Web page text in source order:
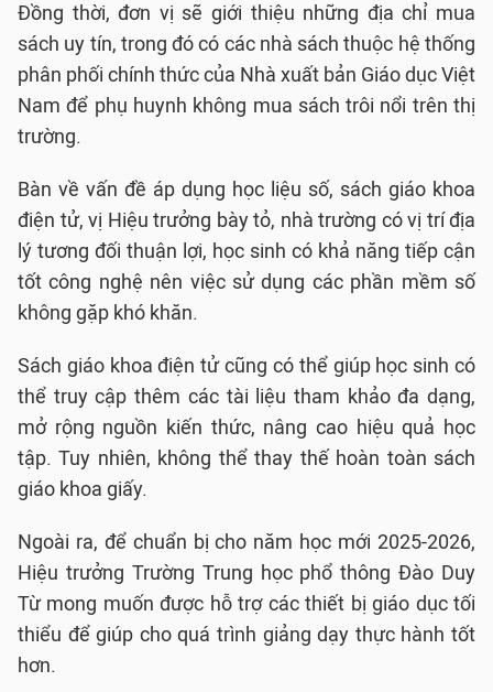
Đồng thời, đơn vị sẽ giới thiệu những địa chỉ mua
sách uy tín, trong đó có các nhà sách thuộc hệ thống
phân phối chính thức của Nhà xuất bản Giáo dục Việt
Nam để phụ huynh không mua sách trôi nổi trên thị
trường.
Bàn về vấn đề áp dụng học liệu số, sách giáo khoa
điện tử, vị Hiệu trưởng bày tỏ, nhà trường có vị trí địa
lý tương đối thuận lợi, học sinh có khả năng tiếp cận
tốt công nghệ nên việc sử dụng các phần mềm số
không gặp khó khăn.
Sách giáo khoa điện tử cũng có thể giúp học sinh có
thể truy cập thêm các tài liệu tham khảo đa dạng,
mở rộng nguồn kiến thức, nâng cao hiệu quả học
tập. Tuy nhiên, không thể thay thế hoàn toàn sách
giáo khoa giấy.
Ngoài ra, để chuẩn bị cho năm học mới 2025-2026,
Hiệu trưởng Trường Trung học phổ thông Đào Duy
Từ mong muốn được hỗ trợ các thiết bị giáo dục tối
thiểu để giúp cho quá trình giảng dạy thực hành tốt
hơn.